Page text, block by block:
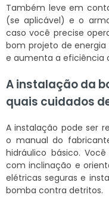
Também leve em
(se aplicável) e o
caso você precise
bom projeto de energia
e aumenta a eficiência
A instalação da
quais cuidados
A instalação pode ser
o manual do
hidráulico básico.
com inclinação e
elétricas seguras e
bomba contra detritos.